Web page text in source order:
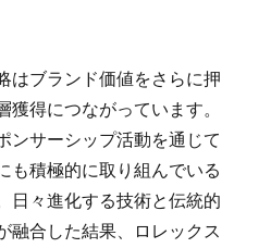
はブランド価値をさらに押
獲得につながっています。
ンサーシップ活動を通じて
も積極的に取り組んでいる
日々進化する技術と伝統的
融合した結果、ロレックス